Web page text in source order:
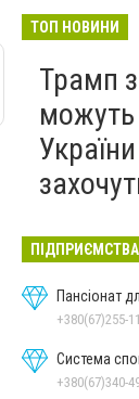
ТОП НОВИНИ
Трамп
можуть
Пансіонат
+380(67)255-
Система
+380(67)340-